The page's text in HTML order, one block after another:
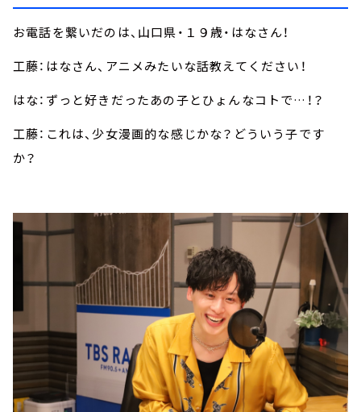
お電話を繋いだのは、山口県・１９歳・はなさん！
工藤：はなさん、アニメみたいな話教えてください！
はな：ずっと好きだったあの子とひょんなコトで…！？
工藤：これは、少女漫画的な感じかな？どういう子です
か？